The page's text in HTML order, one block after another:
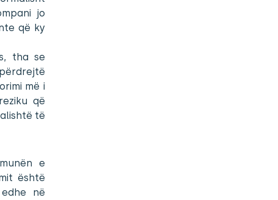
jo
që ky
tha se
më i
që
të
e
është
në